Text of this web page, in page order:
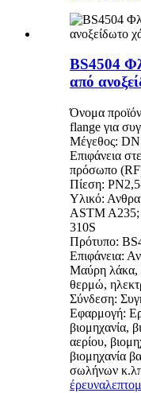
BS4504
από
Όνομα
flange για
Μέγεθος:
Επιφάνεια
πρόσωπο
Πίεση:
Υλικό:
ASTM A235;
310S
Πρότυπο:
Επιφάνεια:
Μαύρη λάκα,
θερμώ,
Σύνδεση:
Εφαρμογή:
βιομηχανία,
αερίου,
βιομηχανία
σωλήνων
έρευνα